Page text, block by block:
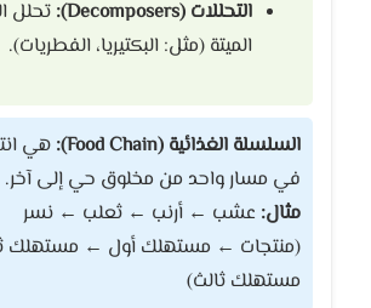
التحللات (Decomposers):
تحلل
الميتة (مثل: البكتيريا، الفطريات).
السلسلة الغذائية (Food Chain):
هي
في مسار واحد من مخلوق حي إلى آخر.
مثال: عشب ← أرنب ← ثعلب ← نسر
(منتجات ← مستهلك أول ← مستهلك
مستهلك ثالث)